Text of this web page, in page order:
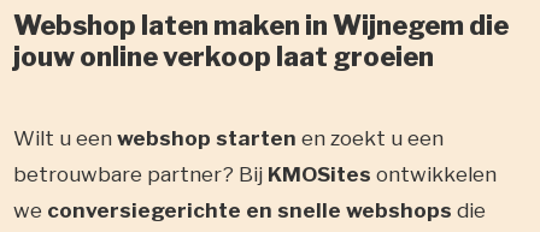
Webshop laten maken in Wijnegem die
jouw online verkoop laat groeien
Wilt u eenwebshop startenen zoekt u een
betrouwbare partner? Bij KMOSitesontwikkelen
we conversiegerichte en snelle webshops die